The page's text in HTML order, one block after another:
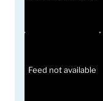
Feed not available